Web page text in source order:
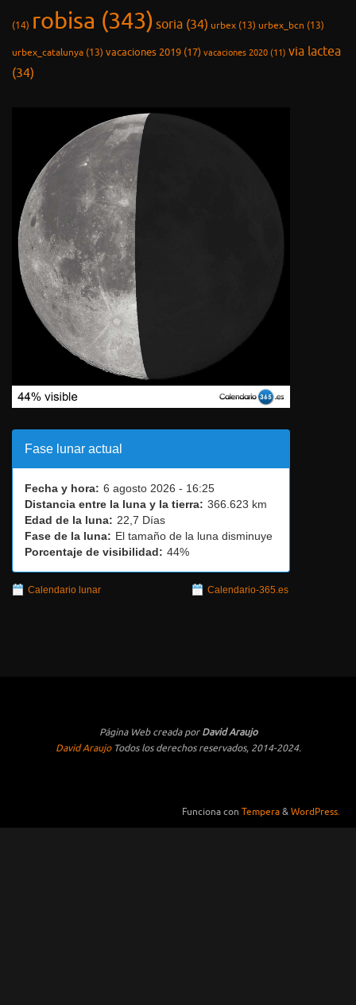
(14) robisa (343)soria (34) urbex (13) urbex_bcn (13)
urbex_catalunya (13) vacaciones 2019 (17) vacaciones 2020 (11) via lactea
(34)
Fase lunar actual
Fecha y hora: 6 agosto 2026 - 16:25
Distancia entre la luna y la tierra: 366.623 km
Edad de la luna: 22,7 Días
Fase de la luna: El tamaño de la luna disminuye
Porcentaje de visibilidad: 44%
Calendario lunar Calendario-365.es
Página Web creada porDavid Araujo
David AraujoTodos los derechos reservados, 2014-2024.
Funciona con Tempera&WordPress.